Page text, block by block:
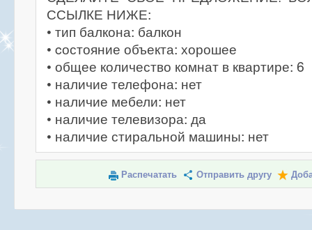
ССЫЛКЕ НИЖЕ:
• тип балкона: балкон
• cостояние объекта: хорошее
• общее количество комнат в квартире: 6
• наличие телефона: нет
• наличие мебели: нет
• наличие телевизора: да
• наличие стиральной машины: нет
Распечатать Отправить другу